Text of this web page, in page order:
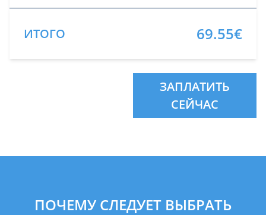
ИТОГО 69.55€
ЗАПЛАТИТЬ
СЕЙЧАС
ПОЧЕМУ СЛЕДУЕТ ВЫБРАТЬ